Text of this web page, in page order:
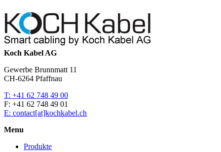
Koch Kabel AG
Gewerbe Brunnmatt 11
CH-6264 Pfaffnau
T: +41 62 748 49 00
F: +41 62 748 49 01
E: contact[at]kochkabel.ch
Menu
Produkte